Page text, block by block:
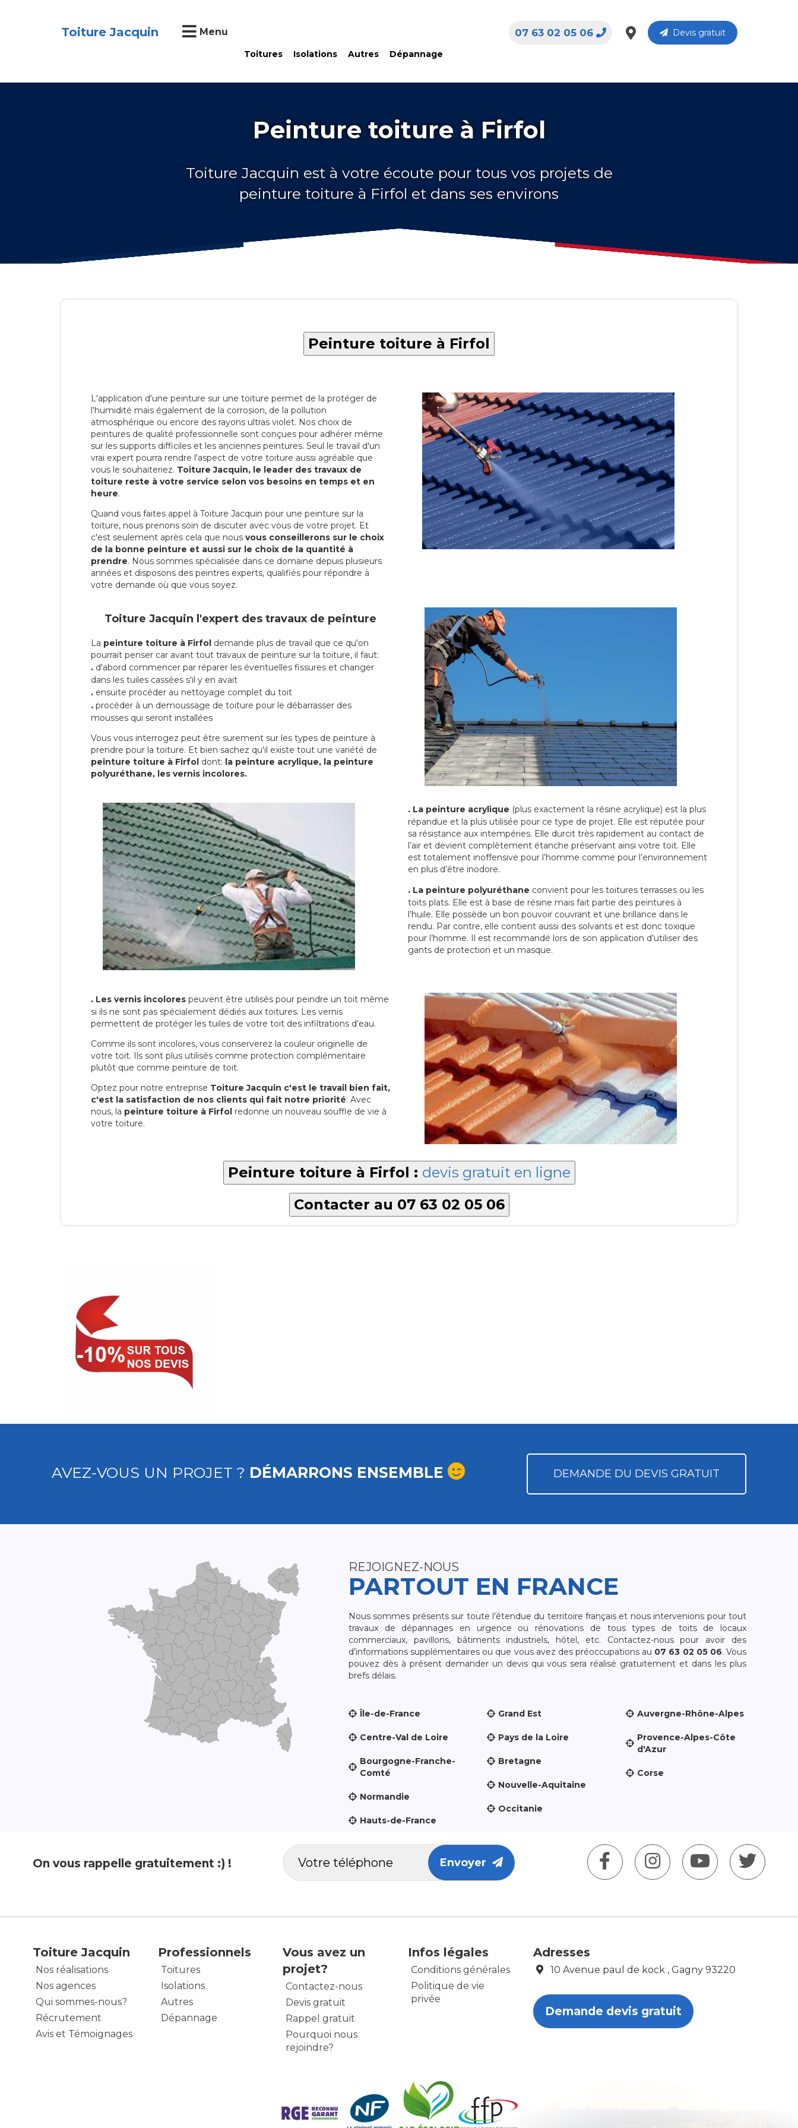
Toiture Jacquin Menu
Toitures Isolations Autres Dépannage
Devis gratuit
07 63 02 05 06
Peinture toiture à Firfol
Toiture Jacquin est à votre écoute pour tous vos projets de
peinture toiture à Firfol et dans ses environs
Peinture toiture à Firfol
L'application d'une peinture sur une toiture permet de la protéger de
l'humidité mais également de la corrosion, de la pollution
atmosphérique ou encore des rayons ultras violet. Nos choix de
peintures de qualité professionnelle sont conçues pour adhérer même
sur les supports difficiles et les anciennes peintures. Seul le travail d'un
vrai expert pourra rendre l'aspect de votre toiture aussi agréable que
vous le souhaiteriez. Toiture Jacquin, le leader des travaux de
toiture reste à votre service selon vos besoins en temps et en
heure.
Quand vous faites appel à Toiture Jacquin pour une peinture sur la
toiture, nous prenons soin de discuter avec vous de votre projet. Et
c'est seulement après cela que nous vous conseillerons sur le choix
de la bonne peinture et aussi sur le choix de la quantité à
prendre. Nous sommes spécialisée dans ce domaine depuis plusieurs
années et disposons des peintres experts, qualifiés pour répondre à
votre demande où que vous soyez.
Toiture Jacquin l'expert des travaux de peinture
La peinture toiture à Firfol demande plus de travail que ce qu'on
pourrait penser car avant tout travaux de peinture sur la toiture, il faut:
. d'abord commencer par réparer les éventuelles fissures et changer
dans les tuiles cassées s'il y en avait
. ensuite procéder au nettoyage complet du toit
. procéder à un demoussage de toiture pour le débarrasser des
mousses qui seront installées
Vous vous interrogez peut être surement sur les types de peinture à
prendre pour la toiture. Et bien sachez qu'il existe tout une variété de
peinture toiture à Firfol dont: la peinture acrylique, la peinture
polyuréthane, les vernis incolores.
. La peinture acrylique (plus exactement la résine acrylique) est la plus
répandue et la plus utilisée pour ce type de projet. Elle est réputée pour
sa résistance aux intempéries. Elle durcit très rapidement au contact de
l’air et devient complètement étanche préservant ainsi votre toit. Elle
est totalement inoffensive pour l’homme comme pour l’environnement
en plus d’être inodore.
. La peinture polyuréthane convient pour les toitures terrasses ou les
toits plats. Elle est à base de résine mais fait partie des peintures à
l’huile. Elle possède un bon pouvoir couvrant et une brillance dans le
rendu. Par contre, elle contient aussi des solvants et est donc toxique
pour l’homme. Il est recommandé lors de son application d’utiliser des
gants de protection et un masque.
. Les vernis incolores peuvent être utilisés pour peindre un toit même
si ils ne sont pas spécialement dédiés aux toitures. Les vernis
permettent de protéger les tuiles de votre toit des infiltrations d’eau.
Comme ils sont incolores, vous conserverez la couleur originelle de
votre toit. Ils sont plus utilisés comme protection complémentaire
plutôt que comme peinture de toit.
Optez pour notre entreprise Toiture Jacquin c'est le travail bien fait,
c'est la satisfaction de nos clients qui fait notre priorité. Avec
nous, la peinture toiture à Firfol redonne un nouveau souffle de vie à
votre toiture.
Peinture toiture à Firfol : devis gratuit en ligne
Contacter au 07 63 02 05 06
AVEZ-VOUS UN PROJET ? DÉMARRONS ENSEMBLE DEMANDE DU DEVIS GRATUIT
REJOIGNEZ-NOUS
PARTOUT EN FRANCE
Nous sommes présents sur toute l’étendue du territoire français et nous intervenions pour tout
travaux de dépannages en urgence ou rénovations de tous types de toits de locaux
commerciaux, pavillons, bâtiments industriels, hôtel, etc. Contactez-nous pour avoir des
d’informations supplémentaires ou que vous avez des préoccupations au 07 63 02 05 06. Vous
pouvez dès à présent demander un devis qui vous sera réalisé gratuitement et dans les plus
brefs délais.
Île-de-France
Centre-Val de Loire
Bourgogne-Franche-
Comté
Normandie
Hauts-de-France
Grand Est
Pays de la Loire
Bretagne
Nouvelle-Aquitaine
Occitanie
Auvergne-Rhône-Alpes
Provence-Alpes-Côte
d'Azur
Corse
On vous rappelle gratuitement :) ! Envoyer
Toiture Jacquin
Nos réalisations
Nos agences
Qui sommes-nous?
Récrutement
Avis et Témoignages
Professionnels
Toitures
Isolations
Autres
Dépannage
Vous avez un
projet?
Contactez-nous
Devis gratuit
Rappel gratuit
Pourquoi nous
rejoindre?
Infos légales
Conditions générales
Politique de vie
privée
Adresses
10 Avenue paul de kock , Gagny 93220
Demande devis gratuit